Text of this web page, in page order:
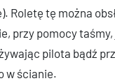
Roletę tę można
przy pomocy taśmy,
pilota bądź
w ścianie.